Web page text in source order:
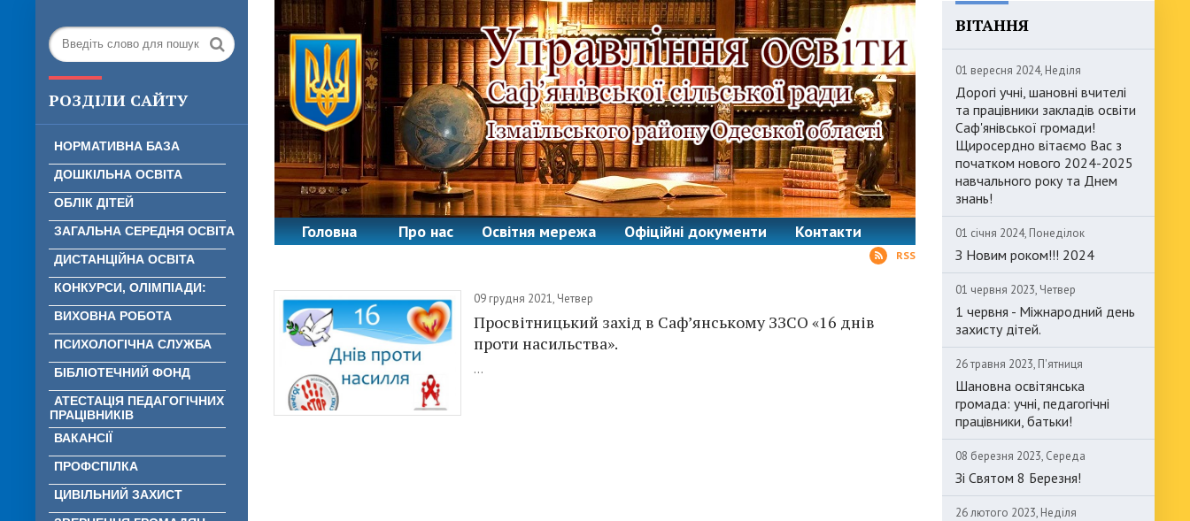
РОЗДІЛИ САЙТУ
НОРМАТИВНА БАЗА
ДОШКІЛЬНА ОСВІТА
ОБЛІК ДІТЕЙ
ЗАГАЛЬНА СЕРЕДНЯ ОСВІТА
ДИСТАНЦІЙНА ОСВІТА
КОНКУРСИ, ОЛІМПІАДИ:
ВИХОВНА РОБОТА
ПСИХОЛОГІЧНА СЛУЖБА
БІБЛІОТЕЧНИЙ ФОНД
АТЕСТАЦІЯ ПЕДАГОГІЧНИХ
ПРАЦІВНИКІВ
ВАКАНСІЇ
ПРОФСПІЛКА
ЦИВІЛЬНИЙ ЗАХИСТ
Головна Про нас Освітня мережа Офіційні документи Контакти
RSS
09 грудня 2021, Четвер
Просвітницький захід в Саф’янському ЗЗСО «16 днів
проти насильства».
...
ВІТАННЯ
01 вересня 2024, Неділя
Дорогі учні, шановні вчителі
та працівники закладів освіти
Саф'янівської громади!
Щиросердно вітаємо Вас з
початком нового 2024-2025
навчального року та Днем
знань!
01 січня 2024, Понеділок
З Новим роком!!! 2024
01 червня 2023, Четвер
1 червня - Міжнародний день
захисту дітей.
26 травня 2023, П'ятниця
Шановна освітянська
громада: учні, педагогічні
працівники, батьки!
08 березня 2023, Середа
Зі Святом 8 Березня!
26 лютого 2023, Неділя